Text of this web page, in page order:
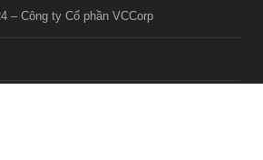
– Công ty Cổ phần VCCorp